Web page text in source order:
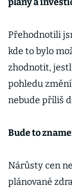
Přehodnotili
kde to bylo
zhodnotit,
pohledu
nebude příliš
Bude to
Nárůsty cen
plánované